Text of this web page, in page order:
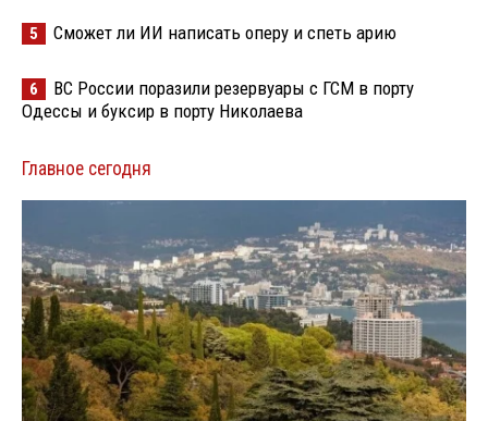
5 Сможет ли ИИ написать оперу и спеть арию
6
ВС России поразили резервуары с ГСМ в порту
Одессы и буксир в порту Николаева
Главное сегодня